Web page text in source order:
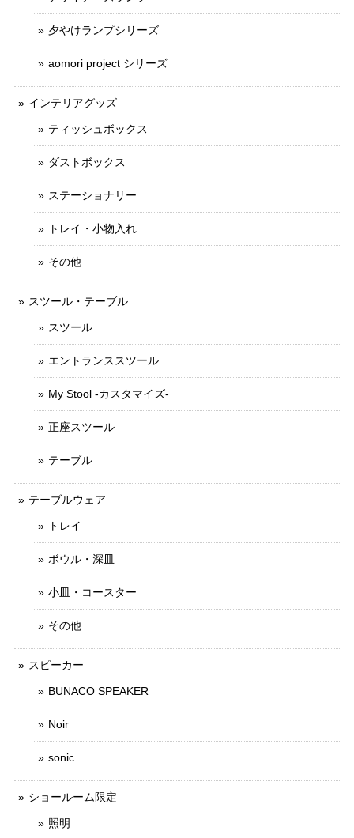
夕やけランプシリーズ
aomori project シリーズ
インテリアグッズ
ティッシュボックス
ダストボックス
ステーショナリー
トレイ・小物入れ
その他
スツール・テーブル
スツール
エントランススツール
My Stool -カスタマイズ-
正座スツール
テーブル
テーブルウェア
トレイ
ボウル・深皿
小皿・コースター
その他
スピーカー
BUNACO SPEAKER
Noir
sonic
ショールーム限定
照明